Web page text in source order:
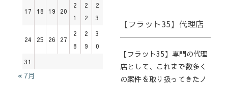
17 18 19 20
2
1
2
2
2
3
24 25 26 27
2
8
2
9
3
0
31
« 7月
【フラット35】代理店
【フラット35】専門の代理
店として、これまで数多く
の案件を取り扱ってきたノ